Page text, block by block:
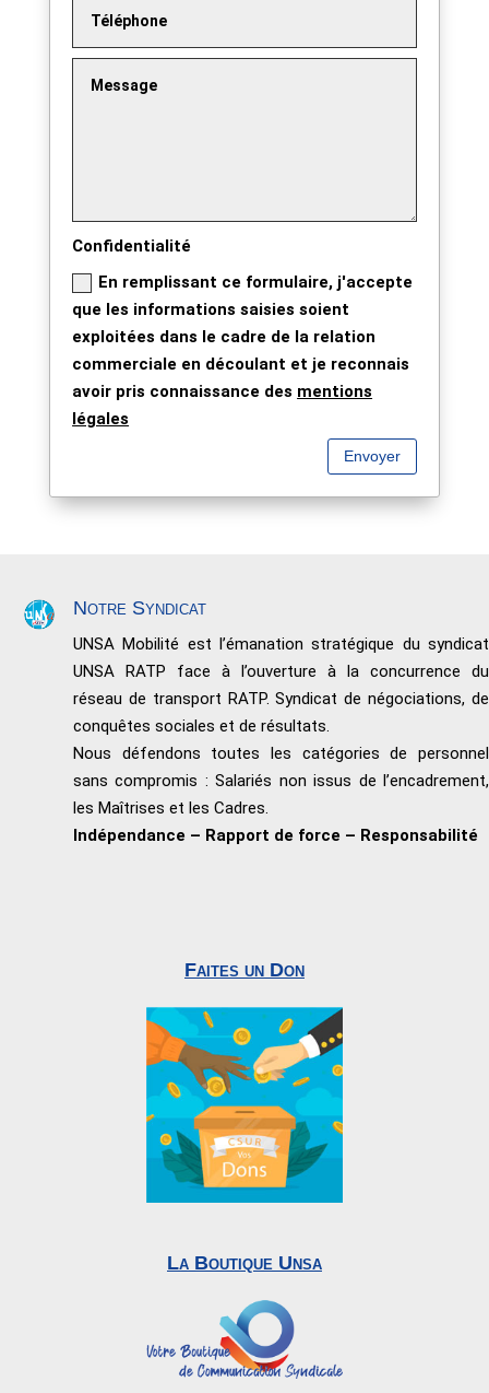
Confidentialité
En remplissant ce formulaire, j'accepte
que les informations saisies soient
exploitées dans le cadre de la relation
commerciale en découlant et je reconnais
avoir pris connaissance des mentions
légales
Envoyer
Notre Syndicat
UNSA Mobilité est l’émanation stratégique du syndicat
UNSA RATP face à l’ouverture à la concurrence du
réseau de transport RATP. Syndicat de négociations, de
conquêtes sociales et de résultats.
Nous défendons toutes les catégories de personnel
sans compromis : Salariés non issus de l’encadrement,
les Maîtrises et les Cadres.
Indépendance – Rapport de force – Responsabilité
Faites un Don
La Boutique Unsa